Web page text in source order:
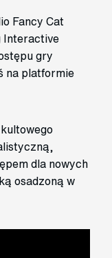
Fancy Cat
Interactive
gry
na platformie
dla nowych
osadzoną w